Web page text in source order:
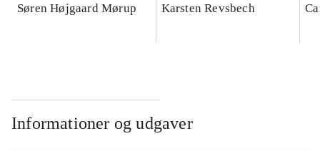
Søren Højgaard Mørup
Karsten Revsbech
Informationer og udgaver